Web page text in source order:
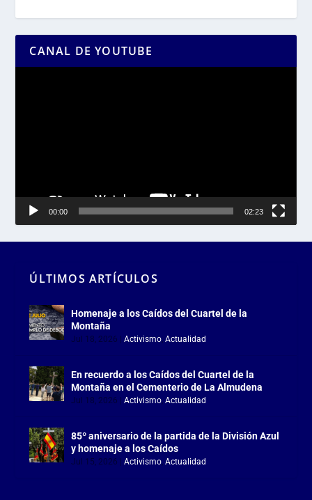
CANAL DE YOUTUBE
00:00 02:23
ÚLTIMOS ARTÍCULOS
Homenaje a los Caídos del Cuartel de la
Montaña
Jul 18, 2026 |Activismo ,Actualidad
En recuerdo a los Caídos del Cuartel de la
Montaña en el Cementerio de La Almudena
Jul 18, 2026 |Activismo ,Actualidad
85º aniversario de la partida de la División Azul
y homenaje a los Caídos
Jul 15, 2026 |Activismo ,Actualidad